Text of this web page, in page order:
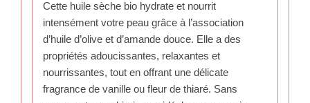
Cette huile sèche bio hydrate et nourrit
intensément votre peau grâce à l’association
d’huile d’olive et d’amande douce. Elle a des
propriétés adoucissantes, relaxantes et
nourrissantes, tout en offrant une délicate
fragrance de vanille ou fleur de thiaré. Sans